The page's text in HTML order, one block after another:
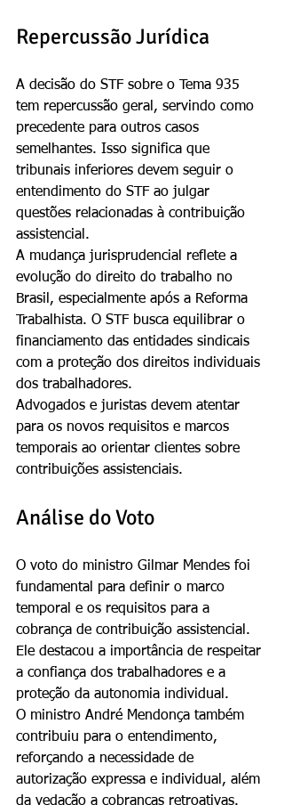
Repercussão Jurídica
A decisão do STF sobre o Tema 935
tem repercussão geral, servindo como
precedente para outros casos
semelhantes. Isso significa que
tribunais inferiores devem seguir o
entendimento do STF ao julgar
questões relacionadas à contribuição
assistencial.
A mudança jurisprudencial reflete a
evolução do direito do trabalho no
Brasil, especialmente após a Reforma
Trabalhista. O STF busca equilibrar o
financiamento das entidades sindicais
com a proteção dos direitos individuais
dos trabalhadores.
Advogados e juristas devem atentar
para os novos requisitos e marcos
temporais ao orientar clientes sobre
contribuições assistenciais.
Análise do Voto
O voto do ministro Gilmar Mendes foi
fundamental para definir o marco
temporal e os requisitos para a
cobrança de contribuição assistencial.
Ele destacou a importância de respeitar
a confiança dos trabalhadores e a
proteção da autonomia individual.
O ministro André Mendonça também
contribuiu para o entendimento,
reforçando a necessidade de
autorização expressa e individual, além
da vedação a cobranças retroativas.